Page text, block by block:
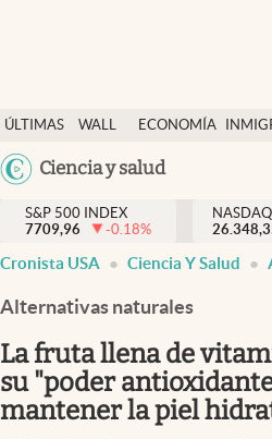
ÚLTIMAS
NOTICIAS
WALL
DÓLAR
ECONOMÍA
Ciencia y salud
Finanzas y economía
Wall Street y dólar
Inmigración
Espiritual
Streaming
S&P 500 INDEX
7709,96
-0.18%
NASDAQ
Cronista USA Ciencia Y Salud
Alternativas naturales
La fruta llena de
su "poder
mantener la piel